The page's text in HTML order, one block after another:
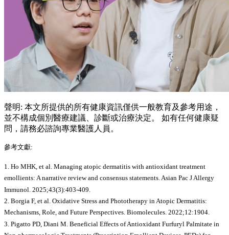
聲明: 本文所提供的所有健康資訊僅供一般教育及參考用途，
並不構成個別醫療建議、診斷或治療決定。 如有任何健康疑
問，請務必諮詢專業醫護人員。
參考文獻:
1. Ho MHK, et al. Managing atopic dermatitis with antioxidant treatment
emollients: A narrative review and consensus statements. Asian Pac J Allergy
Immunol. 2025;43(3):403-409.
2. Borgia F, et al. Oxidative Stress and Phototherapy in Atopic Dermatitis:
Mechanisms, Role, and Future Perspectives. Biomolecules. 2022;12:1904.
3. Pigatto PD, Diani M. Beneficial Effects of Antioxidant Furfuryl Palmitate in